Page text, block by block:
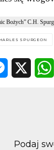
Bożych” C.H.
SPURGEON
Podaj